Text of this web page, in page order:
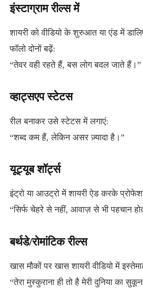
इंस्टाग्राम रील्स में
शायरी को वीडियो के शुरुआत या एंड में
फॉलो दोनों बढ़ें:
“तेवर वही रहते हैं, बस लोग बदल जाते हैं।”
व्हाट्सएप स्टेटस
रील बनाकर उसे स्टेटस में लगाएं:
“शब्द कम हैं, लेकिन असर ज़्यादा है।”
यूट्यूब शॉर्ट्स
इंट्रो या आउट्रो में शायरी ऐड करके
“सिर्फ चेहरे से नहीं, आवाज़ से भी पहचान
बर्थडे/रोमांटिक रील्स
खास मौकों पर खास शायरी वीडियो में
“तेरा मुस्कुराना ही तो है मेरी दुनिया का